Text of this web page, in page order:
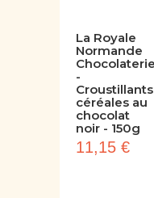
La Royale
Normande
Chocolaterie
-
Croustillants
céréales au
chocolat
noir - 150g